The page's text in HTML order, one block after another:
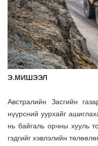
Э.МИШЭЭЛ
Австралийн Засгийн
нүүрсний уурхайг
нь байгаль орчны хууль
гэдгийг хэвлэлийн